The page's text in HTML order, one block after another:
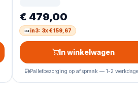
€ 479,00
in3: 3x € 159,67
In winkelwagen
Palletbezorging op afspraak — 1-2